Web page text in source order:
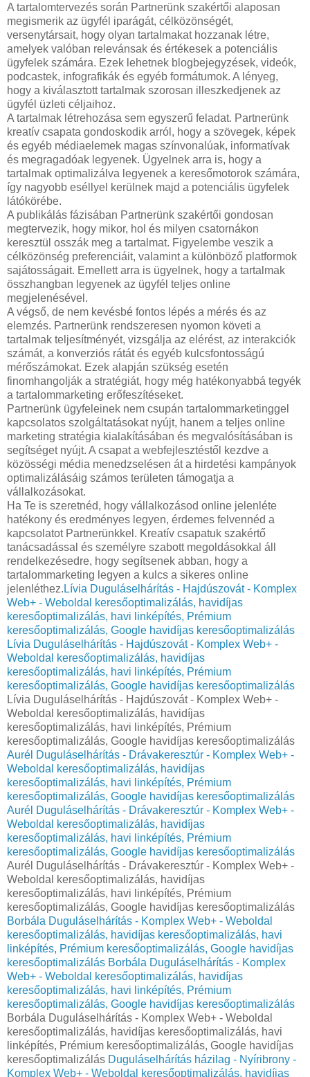
A tartalomtervezés során Partnerünk szakértői alaposan
megismerik az ügyfél iparágát, célközönségét,
versenytársait, hogy olyan tartalmakat hozzanak létre,
amelyek valóban relevánsak és értékesek a potenciális
ügyfelek számára. Ezek lehetnek blogbejegyzések, videók,
podcastek, infografikák és egyéb formátumok. A lényeg,
hogy a kiválasztott tartalmak szorosan illeszkedjenek az
ügyfél üzleti céljaihoz.
A tartalmak létrehozása sem egyszerű feladat. Partnerünk
kreatív csapata gondoskodik arról, hogy a szövegek, képek
és egyéb médiaelemek magas színvonalúak, informatívak
és megragadóak legyenek. Ügyelnek arra is, hogy a
tartalmak optimalizálva legyenek a keresőmotorok számára,
így nagyobb eséllyel kerülnek majd a potenciális ügyfelek
látókörébe.
A publikálás fázisában Partnerünk szakértői gondosan
megtervezik, hogy mikor, hol és milyen csatornákon
keresztül osszák meg a tartalmat. Figyelembe veszik a
célközönség preferenciáit, valamint a különböző platformok
sajátosságait. Emellett arra is ügyelnek, hogy a tartalmak
összhangban legyenek az ügyfél teljes online
megjelenésével.
A végső, de nem kevésbé fontos lépés a mérés és az
elemzés. Partnerünk rendszeresen nyomon követi a
tartalmak teljesítményét, vizsgálja az elérést, az interakciók
számát, a konverziós rátát és egyéb kulcsfontosságú
mérőszámokat. Ezek alapján szükség esetén
finomhangolják a stratégiát, hogy még hatékonyabbá tegyék
a tartalommarketing erőfeszítéseket.
Partnerünk ügyfeleinek nem csupán tartalommarketinggel
kapcsolatos szolgáltatásokat nyújt, hanem a teljes online
marketing stratégia kialakításában és megvalósításában is
segítséget nyújt. A csapat a webfejlesztéstől kezdve a
közösségi média menedzselésen át a hirdetési kampányok
optimalizálásáig számos területen támogatja a
vállalkozásokat.
Ha Te is szeretnéd, hogy vállalkozásod online jelenléte
hatékony és eredményes legyen, érdemes felvennéd a
kapcsolatot Partnerünkkel. Kreatív csapatuk szakértő
tanácsadással és személyre szabott megoldásokkal áll
rendelkezésedre, hogy segítsenek abban, hogy a
tartalommarketing legyen a kulcs a sikeres online
jelenléthez. Lívia Duguláselhárítás - Hajdúszovát - Komplex
Web+ - Weboldal keresőoptimalizálás, havidíjas
keresőoptimalizálás, havi linképítés, Prémium
keresőoptimalizálás, Google havidíjas keresőoptimalizálás
Lívia Duguláselhárítás - Hajdúszovát - Komplex Web+ -
Weboldal keresőoptimalizálás, havidíjas
keresőoptimalizálás, havi linképítés, Prémium
keresőoptimalizálás, Google havidíjas keresőoptimalizálás
Lívia Duguláselhárítás - Hajdúszovát - Komplex Web+ -
Weboldal keresőoptimalizálás, havidíjas
keresőoptimalizálás, havi linképítés, Prémium
keresőoptimalizálás, Google havidíjas keresőoptimalizálás
Aurél Duguláselhárítás - Drávakeresztúr - Komplex Web+ -
Weboldal keresőoptimalizálás, havidíjas
keresőoptimalizálás, havi linképítés, Prémium
keresőoptimalizálás, Google havidíjas keresőoptimalizálás
Aurél Duguláselhárítás - Drávakeresztúr - Komplex Web+ -
Weboldal keresőoptimalizálás, havidíjas
keresőoptimalizálás, havi linképítés, Prémium
keresőoptimalizálás, Google havidíjas keresőoptimalizálás
Aurél Duguláselhárítás - Drávakeresztúr - Komplex Web+ -
Weboldal keresőoptimalizálás, havidíjas
keresőoptimalizálás, havi linképítés, Prémium
keresőoptimalizálás, Google havidíjas keresőoptimalizálás
Borbála Duguláselhárítás - Komplex Web+ - Weboldal
keresőoptimalizálás, havidíjas keresőoptimalizálás, havi
linképítés, Prémium keresőoptimalizálás, Google havidíjas
keresőoptimalizálás Borbála Duguláselhárítás - Komplex
Web+ - Weboldal keresőoptimalizálás, havidíjas
keresőoptimalizálás, havi linképítés, Prémium
keresőoptimalizálás, Google havidíjas keresőoptimalizálás
Borbála Duguláselhárítás - Komplex Web+ - Weboldal
keresőoptimalizálás, havidíjas keresőoptimalizálás, havi
linképítés, Prémium keresőoptimalizálás, Google havidíjas
keresőoptimalizálás Duguláselhárítás házilag - Nyíribrony -
Komplex Web+ - Weboldal keresőoptimalizálás, havidíjas